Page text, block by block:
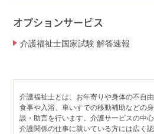
オプションサービス
介護福祉士国家試験 解答速報
介護福祉士とは、お年寄りや身体の不自
食事や入浴、車いすでの移動補助などの
談・助言を行います。介護サービスの中
介護関係の仕事に就いている方には広く